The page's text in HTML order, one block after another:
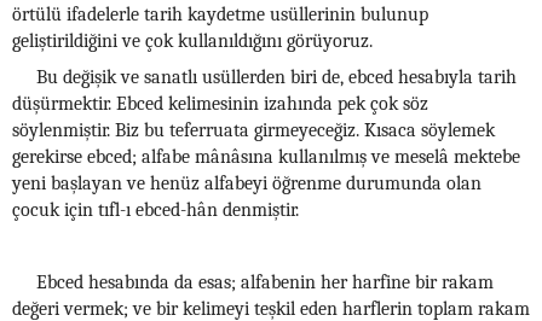
örtülü ifadelerle tarih kaydetme usüllerinin bulunup
geliştirildiğini ve çok kullanıldığını görüyoruz.
Bu değişik ve sanatlı usüllerden biri de, ebced hesabıyla tarih
düşürmektir. Ebced kelimesinin izahında pek çok söz
söylenmiştir. Biz bu teferruata girmeyeceğiz. Kısaca söylemek
gerekirse ebced; alfabe mânâsına kullanılmış ve meselâ mektebe
yeni başlayan ve henüz alfabeyi öğrenme durumunda olan
çocuk için tıfl-ı ebced-hân denmiştir.
Ebced hesabında da esas; alfabenin her harfine bir rakam
değeri vermek; ve bir kelimeyi teşkil eden harflerin toplam rakam